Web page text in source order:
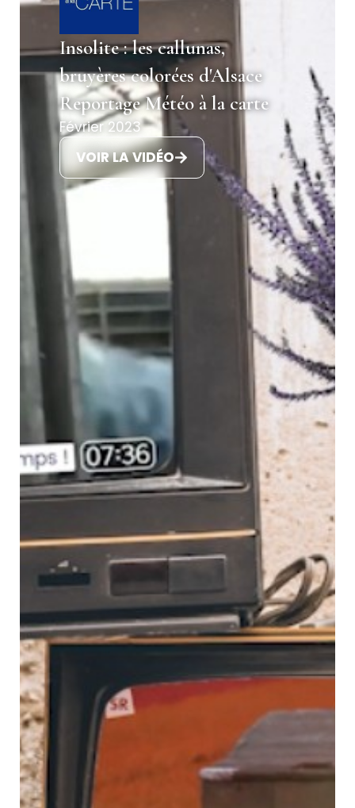
Insolite : les callunas,
bruyères colorées d'Alsace
Reportage Météo à la carte
Février 2023
VOIR LA VIDÉO